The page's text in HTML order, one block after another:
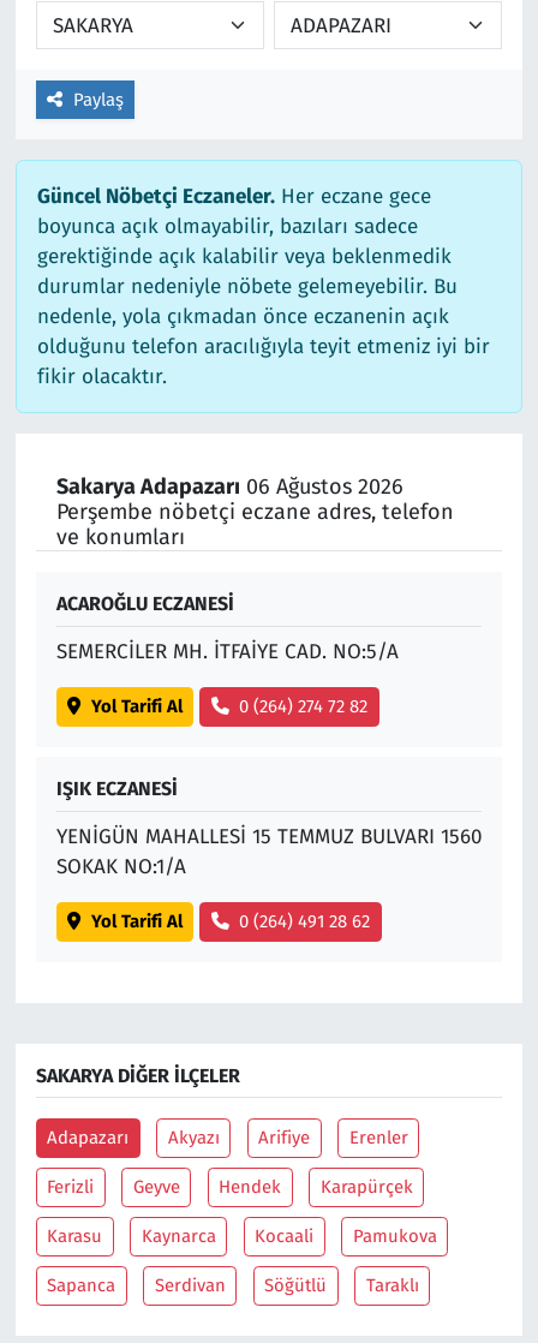
Paylaş
Güncel Nöbetçi Eczaneler.Her eczane gece
boyunca açık olmayabilir, bazıları sadece
gerektiğinde açık kalabilir veya beklenmedik
durumlar nedeniyle nöbete gelemeyebilir. Bu
nedenle, yola çıkmadan önce eczanenin açık
olduğunu telefon aracılığıyla teyit etmeniz iyi bir
fikir olacaktır.
Sakarya Adapazarı 06 Ağustos 2026
Perşembe nöbetçi eczane adres, telefon
ve konumları
ACAROĞLU ECZANESİ
SEMERCİLER MH. İTFAİYE CAD. NO:5/A
Yol Tarifi Al 0 (264) 274 72 82
IŞIK ECZANESİ
YENİGÜN MAHALLESİ 15 TEMMUZ BULVARI 1560
SOKAK NO:1/A
Yol Tarifi Al 0 (264) 491 28 62
SAKARYA DIĞER İLÇELER
Adapazarı Akyazı Arifiye Erenler
Ferizli Geyve Hendek Karapürçek
Karasu Kaynarca Kocaali Pamukova
Sapanca Serdivan Söğütlü Taraklı